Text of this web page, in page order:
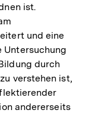
ist.
und eine
Untersuchung
durch
verstehen ist,
andererseits